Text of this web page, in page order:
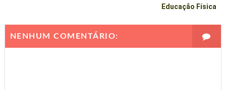
Educação Física
NENHUM COMENTÁRIO: